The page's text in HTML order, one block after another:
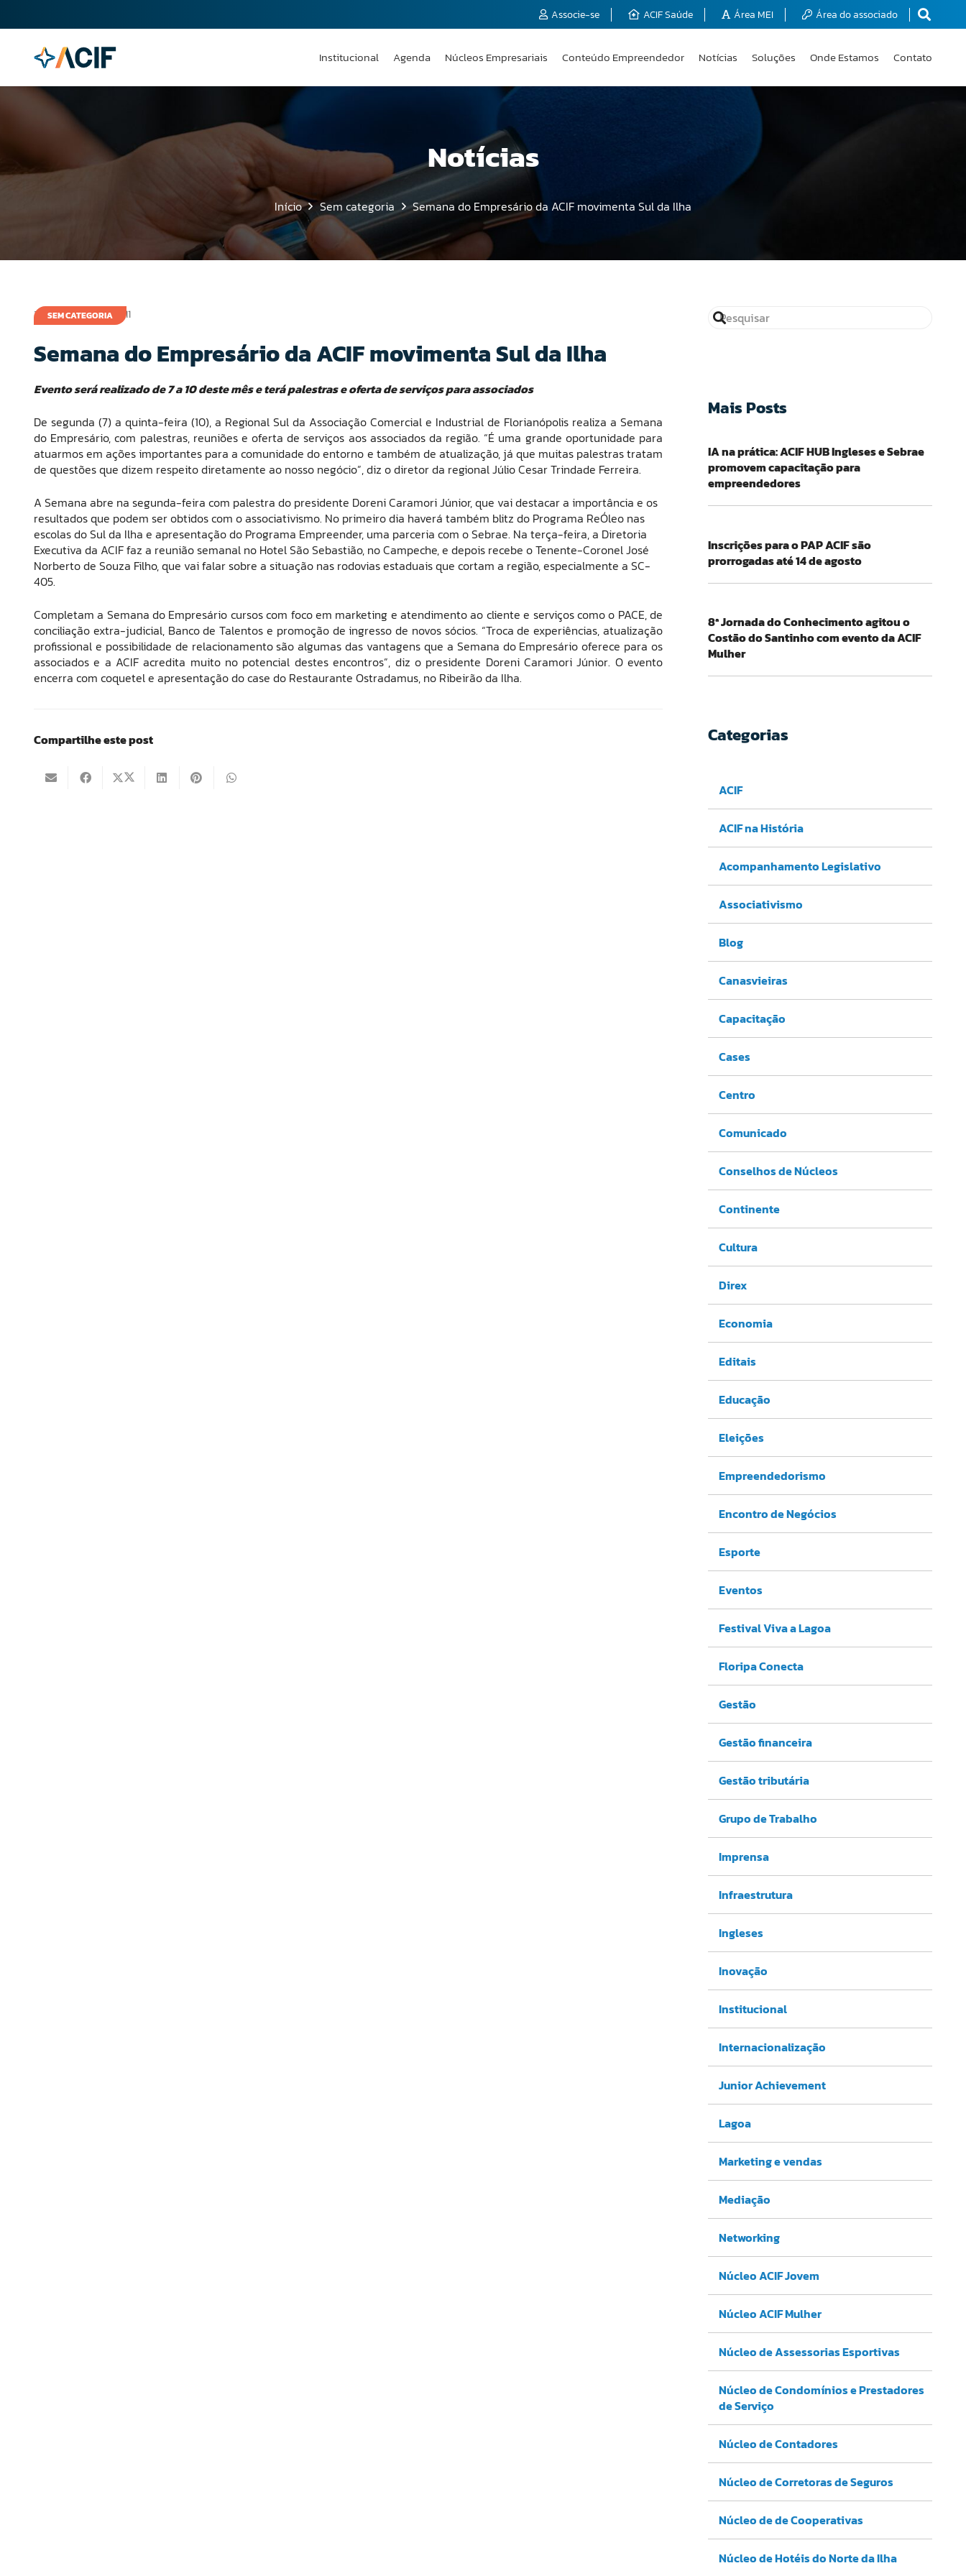
Associe-se ACIF Saúde Área MEI Área do associado
Institucional Agenda Núcleos Empresariais Conteúdo Empreendedor Notícias Soluções Onde Estamos Contato
Notícias
Início Sem categoria Semana do Empresário da ACIF movimenta Sul da Ilha
SEM CATEGORIA
3 de novembro de 2011
Semana do Empresário da ACIF movimenta Sul da Ilha
Evento será realizado de 7 a 10 deste mês e terá palestras e oferta de serviços para associados
De segunda (7) a quinta-feira (10), a Regional Sul da Associação Comercial e Industrial de Florianópolis realiza a Semana
do Empresário, com palestras, reuniões e oferta de serviços aos associados da região. “É uma grande oportunidade para
atuarmos em ações importantes para a comunidade do entorno e também de atualização, já que muitas palestras tratam
de questões que dizem respeito diretamente ao nosso negócio”, diz o diretor da regional Júlio Cesar Trindade Ferreira.
A Semana abre na segunda-feira com palestra do presidente Doreni Caramori Júnior, que vai destacar a importância e os
resultados que podem ser obtidos com o associativismo. No primeiro dia haverá também blitz do Programa ReÓleo nas
escolas do Sul da Ilha e apresentação do Programa Empreender, uma parceria com o Sebrae. Na terça-feira, a Diretoria
Executiva da ACIF faz a reunião semanal no Hotel São Sebastião, no Campeche, e depois recebe o Tenente-Coronel José
Norberto de Souza Filho, que vai falar sobre a situação nas rodovias estaduais que cortam a região, especialmente a SC-
405.
Completam a Semana do Empresário cursos com foco em marketing e atendimento ao cliente e serviços como o PACE, de
conciliação extra-judicial, Banco de Talentos e promoção de ingresso de novos sócios. “Troca de experiências, atualização
profissional e possibilidade de relacionamento são algumas das vantagens que a Semana do Empresário oferece para os
associados e a ACIF acredita muito no potencial destes encontros”, diz o presidente Doreni Caramori Júnior. O evento
encerra com coquetel e apresentação do case do Restaurante Ostradamus, no Ribeirão da Ilha.
Compartilhe este post
Mais Posts
IA na prática: ACIF HUB Ingleses e Sebrae
promovem capacitação para
empreendedores
Inscrições para o PAP ACIF são
prorrogadas até 14 de agosto
8ª Jornada do Conhecimento agitou o
Costão do Santinho com evento da ACIF
Mulher
Categorias
ACIF
ACIF na História
Acompanhamento Legislativo
Associativismo
Blog
Canasvieiras
Capacitação
Cases
Centro
Comunicado
Conselhos de Núcleos
Continente
Cultura
Direx
Economia
Editais
Educação
Eleições
Empreendedorismo
Encontro de Negócios
Esporte
Eventos
Festival Viva a Lagoa
Floripa Conecta
Gestão
Gestão financeira
Gestão tributária
Grupo de Trabalho
Imprensa
Infraestrutura
Ingleses
Inovação
Institucional
Internacionalização
Junior Achievement
Lagoa
Marketing e vendas
Mediação
Networking
Núcleo ACIF Jovem
Núcleo ACIF Mulher
Núcleo de Assessorias Esportivas
Núcleo de Condomínios e Prestadores
de Serviço
Núcleo de Contadores
Núcleo de Corretoras de Seguros
Núcleo de de Cooperativas
Núcleo de Hotéis do Norte da Ilha